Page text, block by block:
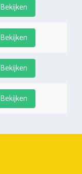
Bekijken
Bekijken
Bekijken
Bekijken